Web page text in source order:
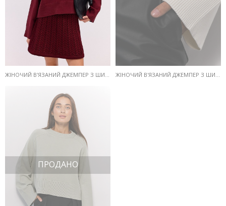
ЖІНОЧИЙ В'ЯЗАНИЙ ДЖЕМПЕР З ШИРОКИМИ РУКАВАМИ БОРДОВИЙ
ПРОДАНО